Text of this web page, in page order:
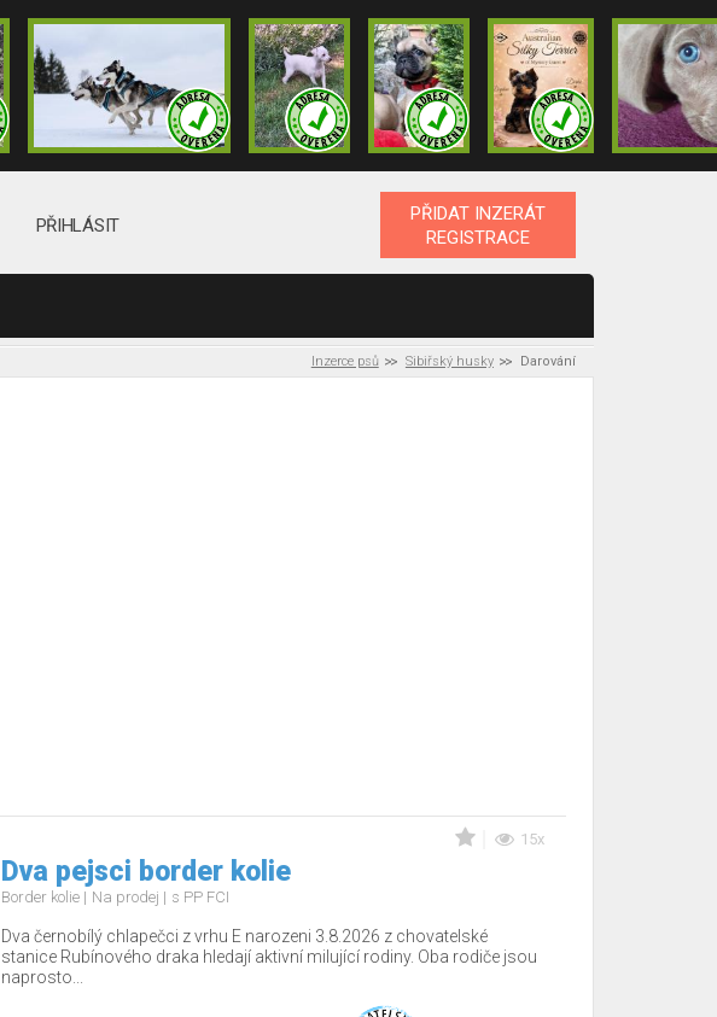
PŘIHLÁSIT
PŘIDAT INZERÁT
REGISTRACE
Inzerce psů Sibiřský husky Darování
15x
Dva pejsci border kolie
Border kolie Na prodej s PP FCI
Dva černobílý chlapečci z vrhu E narozeni 3.8.2026 z chovatelské
stanice Rubínového draka hledají aktivní milující rodiny. Oba rodiče jsou
naprosto...